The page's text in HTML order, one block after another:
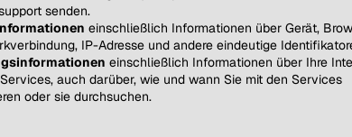
senden.
einschließlich Informationen über Gerät,
IP-Adresse und andere eindeutige
einschließlich Informationen über Ihre
auch darüber, wie und wann Sie mit den Services
oder sie durchsuchen.